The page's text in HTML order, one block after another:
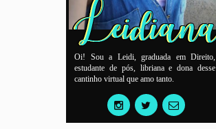
Oi! Sou a Leidi, graduada em Direito,
estudante de pós, libriana e dona desse
cantinho virtual que amo tanto.